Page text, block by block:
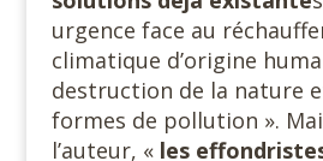
urgence face au
climatique d’origine
destruction de la nature
formes de pollution ».
l’auteur, « les